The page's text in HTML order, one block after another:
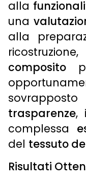
alla
una
alla
composito
trasparenze,
complessa
del tessuto
Risultati